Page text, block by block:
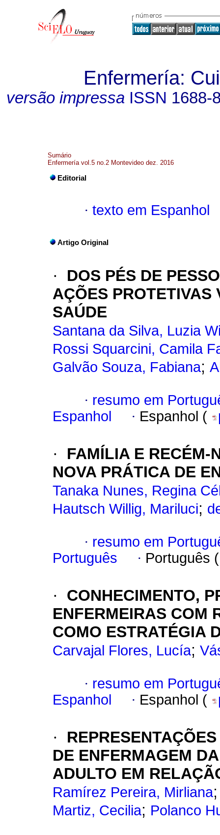
Enfermería:
versão impressa ISSN 1688-
Sumário
Enfermería vol.5 no.2 Montevideo dez. 2016
Editorial
· texto em Espanhol
Artigo Original
·
DOS PÉS DE
AÇÕES
SAÚDE
Santana da Silva, Luzia
Rossi Squarcini, Camila
Galvão Souza, Fabiana;
· resumo em
Espanhol
· Espanhol (
·
FAMÍLIA E RECÉM-
NOVA PRÁTICA DE
Tanaka Nunes, Regina
Hautsch Willig, Mariluci;
· resumo em
Português
· Português
·
CONHECIMENTO,
ENFERMEIRAS COM
COMO ESTRATÉGIA
Carvajal Flores, Lucía;
· resumo em
Espanhol
· Espanhol (
·
DE ENFERMAGEM
ADULTO EM
Ramírez Pereira, Mirliana
Martiz, Cecilia; Polanco